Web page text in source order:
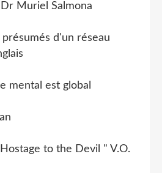
Muriel Salmona
d'un réseau
mental est global
to the Devil " V.O.